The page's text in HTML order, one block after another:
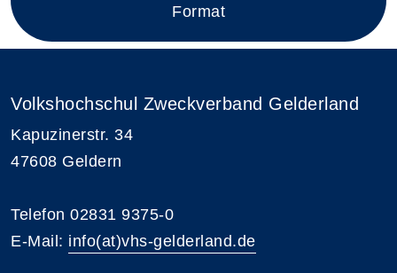
Format
Volkshochschul Zweckverband Gelderland
Kapuzinerstr. 34
47608 Geldern
Telefon 02831 9375-0
E-Mail: info(at)vhs-gelderland.de